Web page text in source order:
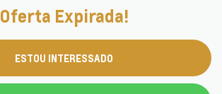
Oferta Expirada!
ESTOU INTERESSADO